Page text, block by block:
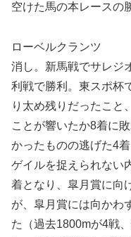
空けた馬の本レースの
ローベルクランツ
消し。新馬戦でサレジ
利戦で勝利。東スポ杯
り太め残りだったこと
ことが響いたか8着に
かったものの逃げた4
ゲイルを捉えられない
着となり、皐月賞に向
が、皐月賞には向かわ
た（過去1800mが4戦